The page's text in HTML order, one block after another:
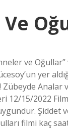
ve
yer
Analar
12/15/2022
filmi kaç